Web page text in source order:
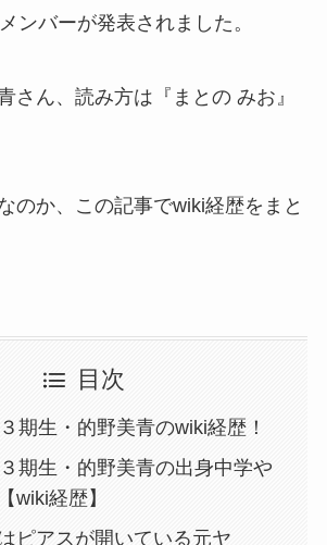
ンバーが発表されました。
さん、読み方は『まとの みお』
のか、この記事でwiki経歴をまと
目次
期生・的野美青のwiki経歴！
期生・的野美青の出身中学や
wiki経歴】
ピアスが開いている元ヤ